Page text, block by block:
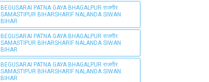
BEGUSARAI PATNA GAYA BHAGALPUR राजगीर
SAMASTIPUR BIHARSHARIF NALANDA SIWAN
BIHAR
BEGUSARAI PATNA GAYA BHAGALPUR राजगीर
SAMASTIPUR BIHARSHARIF NALANDA SIWAN
BIHAR
BEGUSARAI PATNA GAYA BHAGALPUR राजगीर
SAMASTIPUR BIHARSHARIF NALANDA SIWAN
BIHAR